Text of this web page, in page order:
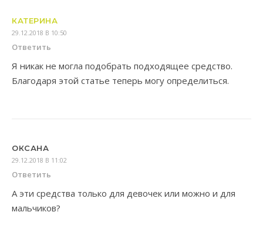
КАТЕРИНА
29.12.2018 В 10:50
Ответить
Я никак не могла подобрать подходящее средство.
Благодаря этой статье теперь могу определиться.
ОКСАНА
29.12.2018 В 11:02
Ответить
А эти средства только для девочек или можно и для
мальчиков?